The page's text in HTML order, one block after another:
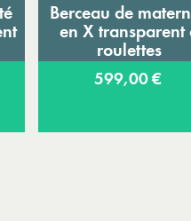
Ajouter au panier
Berceau de
en X transparent
roulettes
599,00 €